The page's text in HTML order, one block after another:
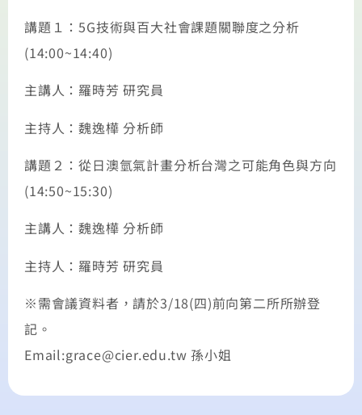
講題１：5G技術與百大社會課題關聯度之分析
(14:00~14:40)
主講人：羅時芳 研究員
主持人：魏逸樺 分析師
講題２：從日澳氫氣計畫分析台灣之可能角色與方向
(14:50~15:30)
主講人：魏逸樺 分析師
主持人：羅時芳 研究員
※需會議資料者，請於3/18(四)前向第二所所辦登
記。
Email:grace@cier.edu.tw 孫小姐